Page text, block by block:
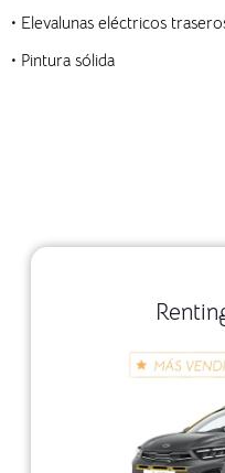
• Elevalunas eléctricos
• Pintura sólida